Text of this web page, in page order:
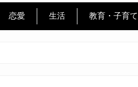
恋愛 生活 教育・子育て